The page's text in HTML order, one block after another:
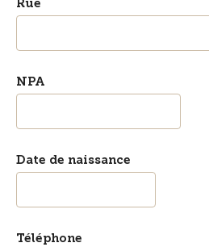
Rue
NPA
Date de naissance
Téléphone